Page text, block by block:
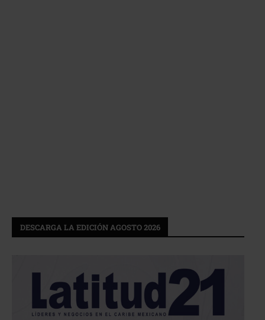
DESCARGA LA EDICIÓN AGOSTO 2026